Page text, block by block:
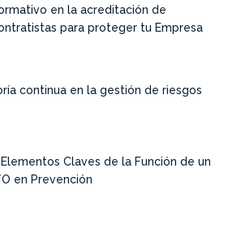
en la acreditación de
para proteger tu Empresa
continua en la gestión de riesgos
Claves de la Función de un
en Prevención